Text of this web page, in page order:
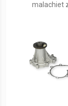
malachiet